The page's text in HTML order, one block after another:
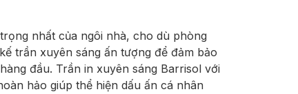
nhất của ngôi nhà, cho dù phòng
trần xuyên sáng ấn tượng để đảm bảo
đầu. Trần in xuyên sáng Barrisol với
hảo giúp thể hiện dấu ấn cá nhân